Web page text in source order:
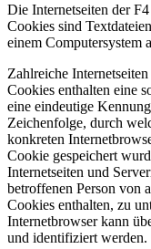
Die Internetseiten der
Cookies sind
einem Computersystem
Zahlreiche
Cookies enthalten eine
eine eindeutige
Zeichenfolge, durch
konkreten
Cookie gespeichert
Internetseiten und
betroffenen Person von
Cookies enthalten, zu
Internetbrowser kann
und identifiziert werden.